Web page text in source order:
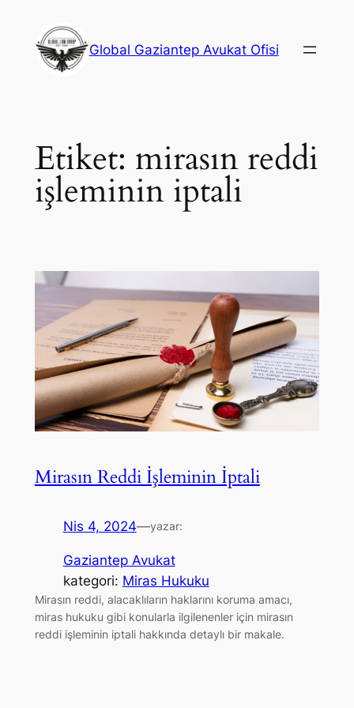
Global Gaziantep Avukat Ofisi
Etiket: mirasın reddi
işleminin iptali
Mirasın Reddi İşleminin İptali
Nis 4, 2024—yazar:
Gaziantep Avukat
kategori: Miras Hukuku
Mirasın reddi, alacaklıların haklarını koruma amacı,
miras hukuku gibi konularla ilgilenenler için mirasın
reddi işleminin iptali hakkında detaylı bir makale.